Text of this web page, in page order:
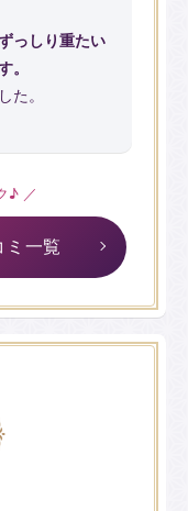
っしり重たい
。
。
♪ ／
一覧